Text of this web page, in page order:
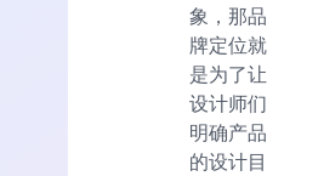
象，那品
牌定位就
是为了让
设计师们
明确产品
的设计目